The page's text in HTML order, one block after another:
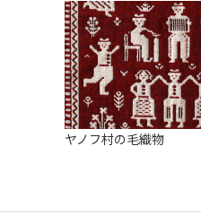
ヤノフ村の毛織物